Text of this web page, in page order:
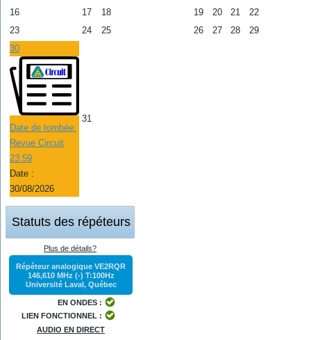
16
17 18 19 20 21
22
23
24 25 26 27 28
29
30
Date de tombée:
Revue Circuit
23:59
Date :
30/08/2026
31
Statuts des répéteurs
Plus de détails?
Répéteur analogique VE2RQR
146,610 MHz (-) T:100Hz
Université Laval, Québec
EN ONDES :
LIEN FONCTIONNEL :
AUDIO EN DIRECT